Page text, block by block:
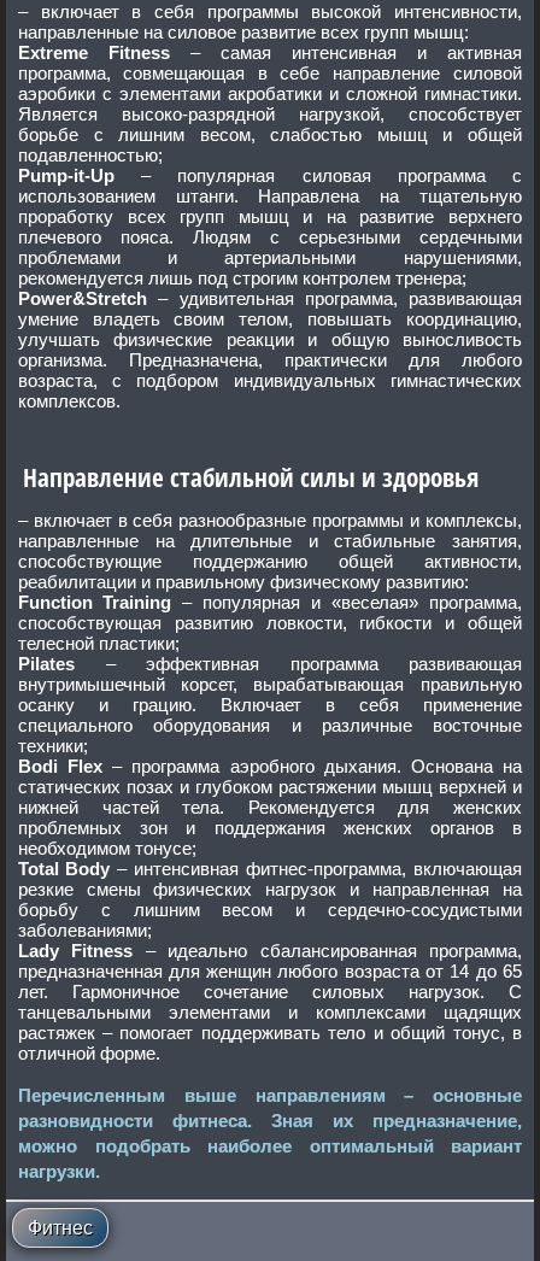
– включает в себя программы высокой интенсивности,
направленные на силовое развитие всех групп мышц:
Extreme Fitness – самая интенсивная и активная
программа, совмещающая в себе направление силовой
аэробики с элементами акробатики и сложной гимнастики.
Является высоко-разрядной нагрузкой, способствует
борьбе с лишним весом, слабостью мышц и общей
подавленностью;
Pump-it-Up – популярная силовая программа с
использованием штанги. Направлена на тщательную
проработку всех групп мышц и на развитие верхнего
плечевого пояса. Людям с серьезными сердечными
проблемами и артериальными нарушениями,
рекомендуется лишь под строгим контролем тренера;
Power&Stretch – удивительная программа, развивающая
умение владеть своим телом, повышать координацию,
улучшать физические реакции и общую выносливость
организма. Предназначена, практически для любого
возраста, с подбором индивидуальных гимнастических
комплексов.
Направление стабильной силы и здоровья
– включает в себя разнообразные программы и комплексы,
направленные на длительные и стабильные занятия,
способствующие поддержанию общей активности,
реабилитации и правильному физическому развитию:
Function Training – популярная и «веселая» программа,
способствующая развитию ловкости, гибкости и общей
телесной пластики;
Pilates – эффективная программа развивающая
внутримышечный корсет, вырабатывающая правильную
осанку и грацию. Включает в себя применение
специального оборудования и различные восточные
техники;
Bodi Flex – программа аэробного дыхания. Основана на
статических позах и глубоком растяжении мышц верхней и
нижней частей тела. Рекомендуется для женских
проблемных зон и поддержания женских органов в
необходимом тонусе;
Total Body – интенсивная фитнес-программа, включающая
резкие смены физических нагрузок и направленная на
борьбу с лишним весом и сердечно-сосудистыми
заболеваниями;
Lady Fitness – идеально сбалансированная программа,
предназначенная для женщин любого возраста от 14 до 65
лет. Гармоничное сочетание силовых нагрузок. С
танцевальными элементами и комплексами щадящих
растяжек – помогает поддерживать тело и общий тонус, в
отличной форме.
Перечисленным выше направлениям – основные
разновидности фитнеса. Зная их предназначение,
можно подобрать наиболее оптимальный вариант
нагрузки.
Фитнес